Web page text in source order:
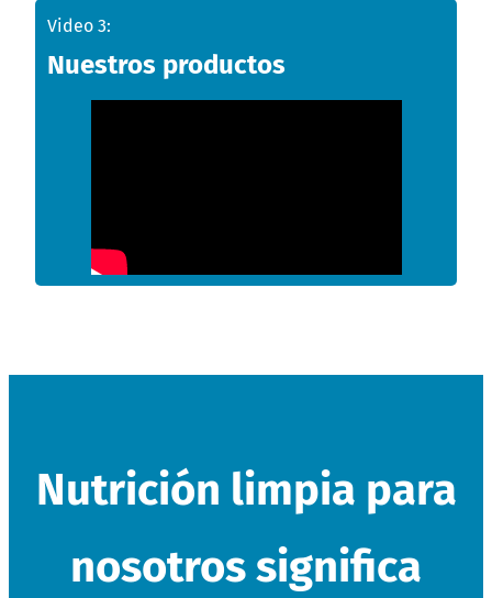
Video 3:
Nuestros productos
Nutrición limpia para
nosotros significa